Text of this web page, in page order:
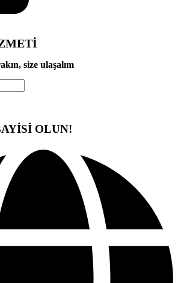
size ulaşalım
OLUN!